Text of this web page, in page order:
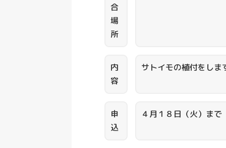
合
場
所
内
容
サトイモの植付をしま
申
込
４月１８日（火）まで